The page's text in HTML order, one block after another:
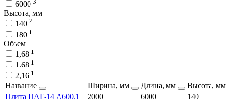
6000 3
Высота, мм
140 2
180 1
Объем
1,68 1
1.68 1
2,16 1
Название Ширина, мм Длина, мм Высота, мм
Плита ПАГ-14 А600.1
2000 6000 140